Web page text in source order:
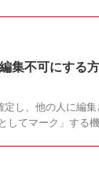
集不可にする
し、他の人に編
してマーク」する